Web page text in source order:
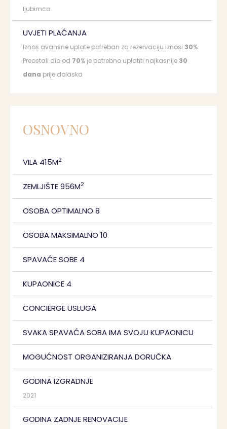
ljubimca.
UVJETI PLAĆANJA
Iznos avansne uplate potreban za rezervaciju iznosi 30%
Preostali dio od 70% je potrebno uplatiti najkasnije 30
dana prije dolaska
OSNOVNO
VILA 415M2
ZEMLJIŠTE 956M2
OSOBA OPTIMALNO 8
OSOBA MAKSIMALNO 10
SPAVAĆE SOBE 4
KUPAONICE 4
CONCIERGE USLUGA
SVAKA SPAVAĆA SOBA IMA SVOJU KUPAONICU
MOGUĆNOST ORGANIZIRANJA DORUČKA
GODINA IZGRADNJE
2021
GODINA ZADNJE RENOVACIJE